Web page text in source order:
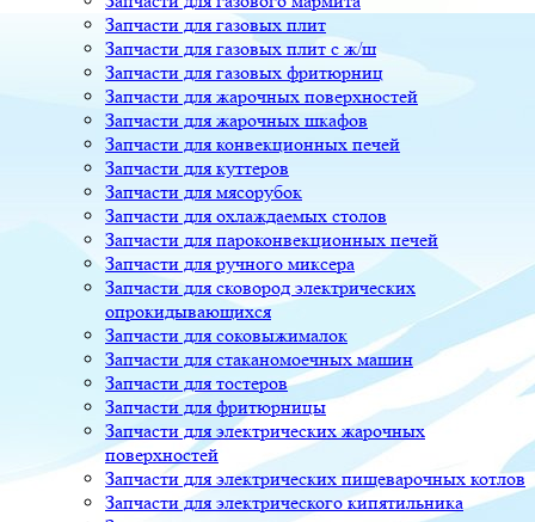
Запчасти для газовых плит
Запчасти для газовых плит с ж/ш
Запчасти для газовых фритюрниц
Запчасти для жарочных поверхностей
Запчасти для жарочных шкафов
Запчасти для конвекционных печей
Запчасти для куттеров
Запчасти для мясорубок
Запчасти для охлаждаемых столов
Запчасти для пароконвекционных печей
Запчасти для ручного миксера
Запчасти для сковород электрических
опрокидывающихся
Запчасти для соковыжималок
Запчасти для стаканомоечных машин
Запчасти для тостеров
Запчасти для фритюрницы
Запчасти для электрических жарочных
поверхностей
Запчасти для электрических пищеварочных котлов
Запчасти для электрического кипятильника